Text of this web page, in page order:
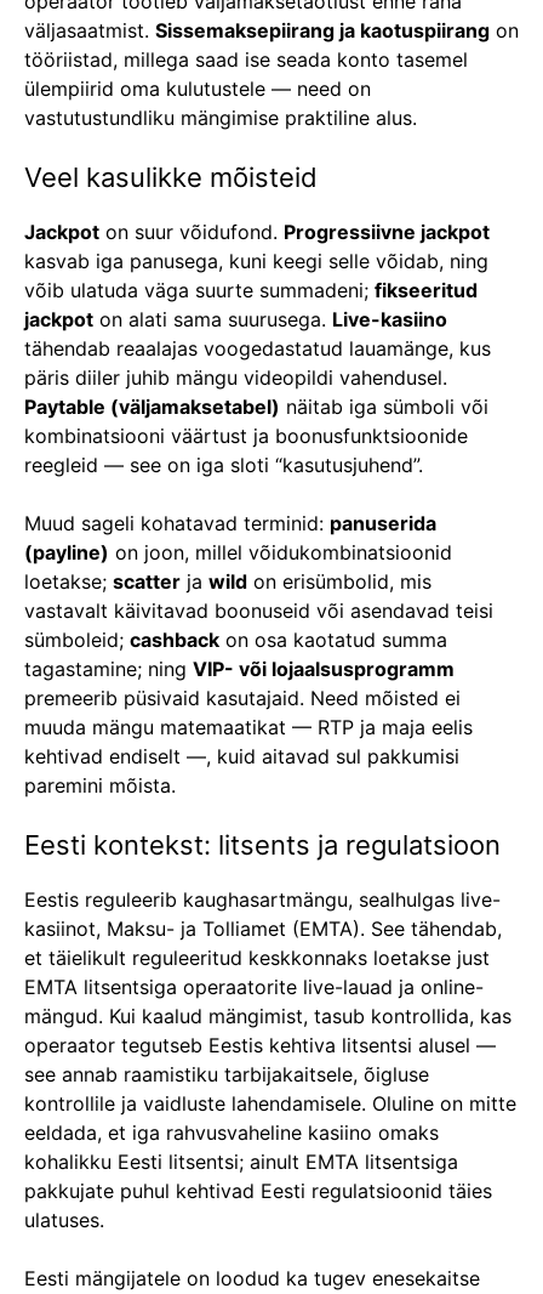
väljasaatmist. Sissemaksepiirang ja kaotuspiirang on
tööriistad, millega saad ise seada konto tasemel
ülempiirid oma kulutustele — need on
vastutustundliku mängimise praktiline alus.
Veel kasulikke mõisteid
Jackpot on suur võidufond. Progressiivne jackpot
kasvab iga panusega, kuni keegi selle võidab, ning
võib ulatuda väga suurte summadeni; fikseeritud
jackpot on alati sama suurusega. Live-kasiino
tähendab reaalajas voogedastatud lauamänge, kus
päris diiler juhib mängu videopildi vahendusel.
Paytable (väljamaksetabel) näitab iga sümboli või
kombinatsiooni väärtust ja boonusfunktsioonide
reegleid — see on iga sloti “kasutusjuhend”.
Muud sageli kohatavad terminid: panuserida
(payline) on joon, millel võidukombinatsioonid
loetakse; scatter ja wild on erisümbolid, mis
vastavalt käivitavad boonuseid või asendavad teisi
sümboleid; cashback on osa kaotatud summa
tagastamine; ning VIP- või lojaalsusprogramm
premeerib püsivaid kasutajaid. Need mõisted ei
muuda mängu matemaatikat — RTP ja maja eelis
kehtivad endiselt —, kuid aitavad sul pakkumisi
paremini mõista.
Eesti kontekst: litsents ja regulatsioon
Eestis reguleerib kaughasartmängu, sealhulgas live-
kasiinot, Maksu- ja Tolliamet (EMTA). See tähendab,
et täielikult reguleeritud keskkonnaks loetakse just
EMTA litsentsiga operaatorite live-lauad ja online-
mängud. Kui kaalud mängimist, tasub kontrollida, kas
operaator tegutseb Eestis kehtiva litsentsi alusel —
see annab raamistiku tarbijakaitsele, õigluse
kontrollile ja vaidluste lahendamisele. Oluline on mitte
eeldada, et iga rahvusvaheline kasiino omaks
kohalikku Eesti litsentsi; ainult EMTA litsentsiga
pakkujate puhul kehtivad Eesti regulatsioonid täies
ulatuses.
Eesti mängijatele on loodud ka tugev enesekaitse